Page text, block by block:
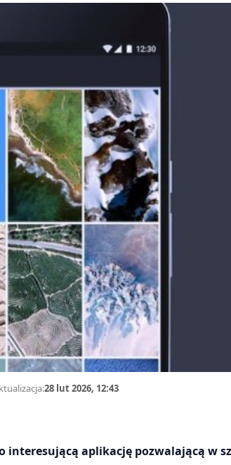
28 lut 2026, 12:43
interesującą aplikację pozwalającą w